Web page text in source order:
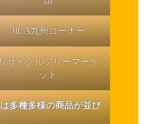
JICA九州コーナー
リサイクルフリーマーケ
ット
多種多様の商品が並び